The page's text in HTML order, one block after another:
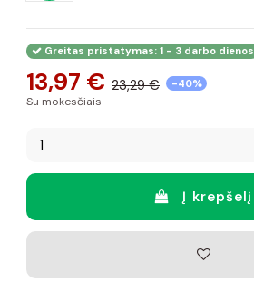
Greitas pristatymas: 1 - 3 darbo dienos
13,97 € 23,29 € -40%
Su mokesčiais
Į krepšelį